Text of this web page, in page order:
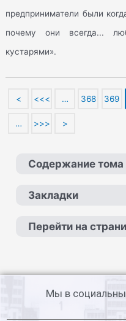
предприниматели были
почему они всегда...
кустарями».
< <<< … 368 369
… >>> >
Содержание тома
Закладки
Перейти на
Мы в